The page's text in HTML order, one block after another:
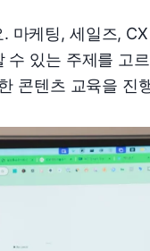
. 마케팅, 세일즈,
있는 주제를 고
콘텐츠 교육을 진